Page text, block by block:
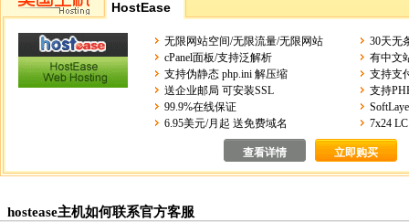
HostEase
无限网站空间/无限流量/无限网站
cPanel面板/支持泛解析
支持伪静态 php.ini 解压缩
送企业邮局 可安装SSL
99.9%在线保证
6.95美元/月起 送免费域名
30天无
有中文
支持支
支持
7x24
查看详情 立即购买
hostease主机如何联系官方客服